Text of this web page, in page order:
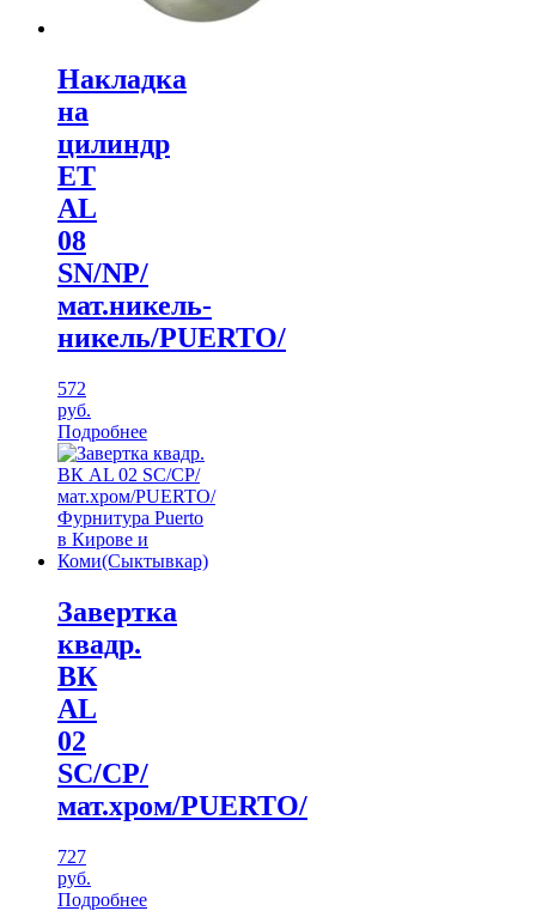
Накладка
на
цилиндр
ЕТ
AL
08
SN/NP/
мат.никель-
никель/PUERTO/
572
руб.
Подробнее
Завертка
квадр.
ВК
AL
02
SC/CР/
мат.хром/PUERTO/
727
руб.
Подробнее